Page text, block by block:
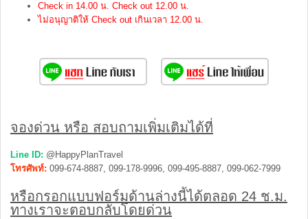
Check in 14.00 น. Check out 12.00 น.
ไม่อนุญาติให้ Check out เกินเวลา 12.00 น.
จองด่วน หรือ สอบถามเพิ่มเติมได้ที่
Line ID: @HappyPlanTravel
โทรศัพท์: 099-674-8887, 099-178-9996, 099-495-8887, 099-062-7999
หรือกรอกแบบฟอร์มด้านล่างนี้ได้ตลอด 24 ช.ม.
ทางเราจะตอบกลับโดยด่วน